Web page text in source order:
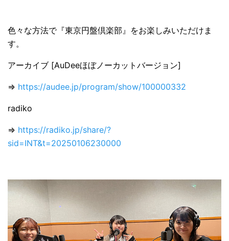
色々な方法で『東京円盤倶楽部』をお楽しみいただけま
す。
アーカイブ [AuDeeほぼノーカットバージョン]
⇒ https://audee.jp/program/show/100000332
radiko
⇒ https://radiko.jp/share/?
sid=INT&t=20250106230000